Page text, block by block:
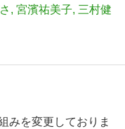
宮濱祐美子 三村健
みを変更しておりま